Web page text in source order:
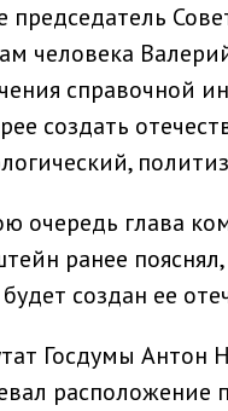
председатель
человека
справочной
создать
очередь глава
ранее
создан ее
Госдумы Антон
расположение